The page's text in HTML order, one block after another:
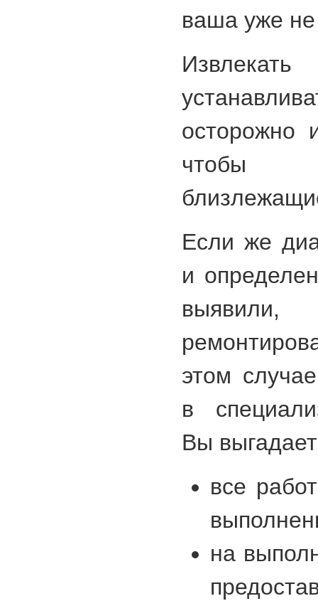
ваша уже не
осторожно
чтобы
Если же
и
этом
в
Вы
все
на